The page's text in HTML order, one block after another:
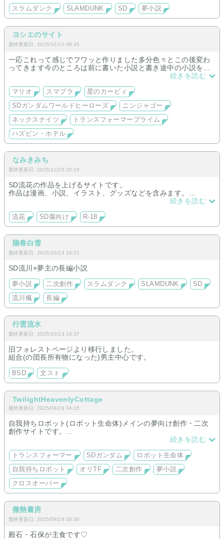
スラムダンク SLAMDUNK SD 夢小説
ヨシエのサイト
最終更新日: 2025/12/10 08:45
一応これって感じでフワッと作りました多分色々とこの後変わ
ってきます今のところは前に書いた小説と書き途中の小説をの
せていこうと思います。書きかけの小説あげました。続きを読む
マリオ スマブラ
星のカービィ
SDガンダムワールドヒーローズ
ニンジャゴー
ネックスナイツ
トランスフォーマープライム
ハズビン・ホテル
なみきみち
最終更新日: 2025/11/28 20:19
SD流花の作品を上げるサイトです。
作品は漫画、小説、イラスト、グッズなどを含みます。
ご入室ください。
続きを読む
流花 SD腐向け R-18
陽春白雪
最終更新日: 2025/10/24 16:21
SD流川×夢主の長編小説
夢小説 二次創作 スラムダンク SLAMDUNK
SD
流川楓
長編
行雲流水
最終更新日: 2025/10/13 19:37
旧フォレストページより移行しました。
組合(の団長所有物になった)男主中心です。
BSD 文スト
TwilightHeavenlyCottage
最終更新日: 2025/09/29 04:15
自我持ちロボット(ロボット生命体)メインの夢向け創作・二次
創作サイトです。
主にトランスフォーマーシリーズ・SDガンダムシリーズの小説
提の夢向け創作世界も展開していてその世界での小説も置いて
あります。
続きを読む
トランスフォーマー SDガンダム
ロボット生命体
自我持ちロボット
オリTF 二次創作
夢小説
クロスオーバー
微熱書房
最終更新日: 2025/09/28 00:39
殿石・石保が主食です♡